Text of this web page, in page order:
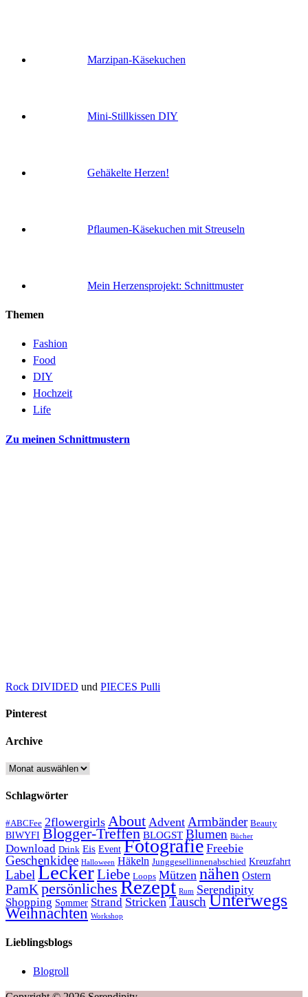
Marzipan-Käsekuchen
Mini-Stillkissen DIY
Gehäkelte Herzen!
Pflaumen-Käsekuchen mit Streuseln
Mein Herzensprojekt: Schnittmuster
Themen
Fashion
Food
DIY
Hochzeit
Life
Zu meinen Schnittmustern
Rock DIVIDED und PIECES Pulli
Pinterest
Archive
Archive
Schlagwörter
#ABCFee 2flowergirls About Advent Armbänder Beauty
BIWYFI Blogger-Treffen BLOGST Blumen Bücher
Download Drink Eis Event Fotografie Freebie
Geschenkidee Halloween Häkeln Junggesellinnenabschied Kreuzfahrt
LabelLeckerLiebe Loops Mützen nähen Ostern
PamKpersönliches Rezept Rum Serendipity
Shopping Sommer Strand Stricken TauschUnterwegs
Weihnachten Workshop
Lieblingsblogs
Blogroll